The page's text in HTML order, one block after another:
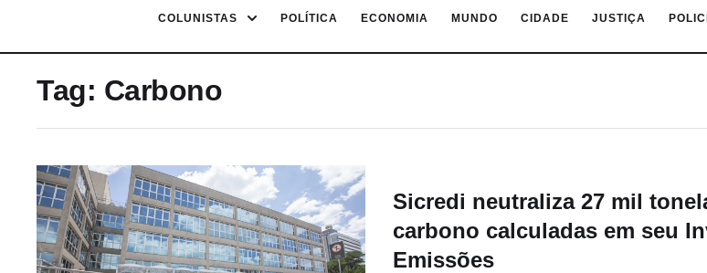
COLUNISTAS POLÍTICA ECONOMIA MUNDO CIDADE JUSTIÇA
Tag: Carbono
Sicredi neutraliza 27 mil
carbono calculadas em seu
Emissões